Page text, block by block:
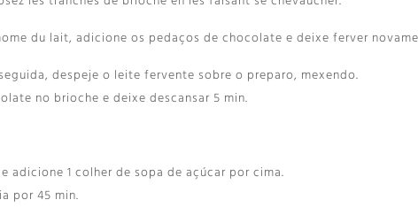
du lait, adicione os pedaços de chocolate e deixe ferver
despeje o leite fervente sobre o preparo, mexendo.
no brioche e deixe descansar 5 min.
adicione 1 colher de sopa de açúcar por cima.
por 45 min.